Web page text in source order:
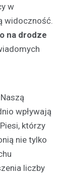
w
widoczność.
na drodze
wpływają
którzy
nie tylko
liczby